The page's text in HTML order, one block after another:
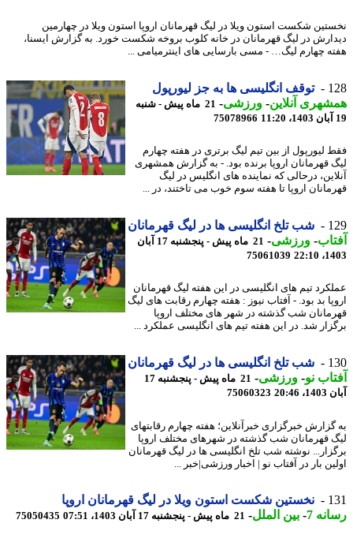
شکست استون ویلا در لیگ قهرمانان اروپا استون ویلا در چهارمین
در لیگ قهرمانان در خانه کلوب بروخه شکست خورد. به گزارش ایسنا،
چهارم لیگ… - مسی بارسایی های اینترمیامی ...
توقف انگلیسی ها به جز لیورپول
آنلاین-ورزشی-
21 ماه پیش - شنبه
75078966
لیورپول از بین تیم لیگ برتری در هفته چهارم
قهرمانان اروپا برنده بود. - به گزارش همشهری
درحالی که نماینده های انگلیس در لیگ
اروپا تا هفته سوم خوب می تاختند، در ...
شب تلخ انگلیسی ها در لیگ قهرمانان
-ورزشی-
21 ماه پیش - پنجشنبه 17 آبان
75061039
تیم های انگلیسی در این هفته لیگ قهرمانان
بد بود. - آفتاب نیوز : هفته چهارم رقابت های لیگ
شب گذشته در شهر های مختلف اروپا
شد. در این هفته تیم های انگلیسی عملکرد ...
شب تلخ انگلیسی ها در لیگ قهرمانان
نو- ورزشی-
21 ماه پیش - پنجشنبه 17
75060323
خبرگزاری خبرآنلاین؛ هفته چهارم رقابتهای
قهرمانان شب گذشته در شهرهای مختلف اروپا
نوشته شب تلخ انگلیسی ها در لیگ قهرمانان
بار در آفتاب نو | اخبار ورزشی|خبر ...
نخستین شکست استون ویلا در لیگ قهرمانان اروپا
7
-بین الملل-21 ماه پیش - پنجشنبه 17 آبان 1403، 07:51 75050435